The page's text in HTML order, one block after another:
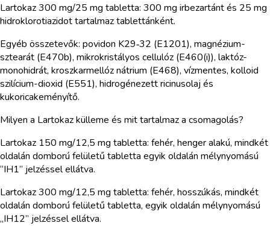
Lartokaz 300 mg/25 mg tabletta: 300 mg irbezartánt és 25 mg
hidroklorotiazidot tartalmaz tablettánként.
Egyéb összetevők: povidon K29‑32 (E1201), magnézium-
sztearát (E470b), mikrokristályos cellulóz (E460(i)), laktóz-
monohidrát, kroszkarmellóz nátrium (E468), vízmentes, kolloid
szilícium-dioxid (E551), hidrogénezett ricinusolaj és
kukoricakeményítő.
Milyen a Lartokaz külleme és mit tartalmaz a csomagolás?
Lartokaz 150 mg/12,5 mg tabletta: fehér, henger alakú, mindkét
oldalán domború felületű tabletta egyik oldalán mélynyomású
“IH1” jelzéssel ellátva.
Lartokaz 300 mg/12,5 mg tabletta: fehér, hosszúkás, mindkét
oldalán domború felületű tabletta, egyik oldalán mélynyomású
„IH12” jelzéssel ellátva.